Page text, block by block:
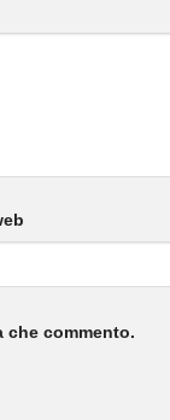
che commento.